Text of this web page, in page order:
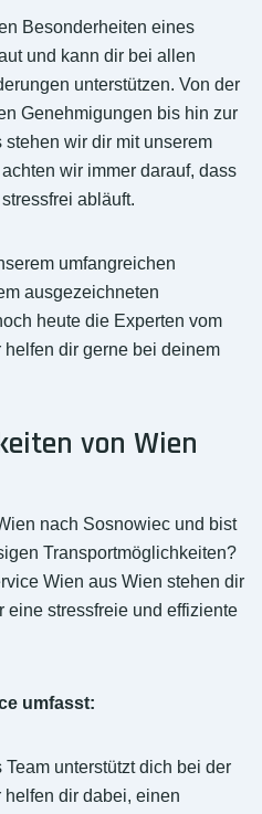
Besonderheiten eines
und kann dir bei allen
unterstützen. Von der
Genehmigungen bis hin zur
wir dir mit unserem
wir immer darauf, dass
abläuft.
umfangreichen
ausgezeichneten
heute die Experten vom
dir gerne bei deinem
von Wien
nach Sosnowiec und bist
Transportmöglichkeiten?
Wien aus Wien stehen dir
eine stressfreie und effiziente
umfasst:
unterstützt dich bei der
dir dabei, einen